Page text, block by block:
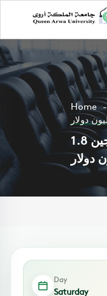
Home
تنظيف المنزل يجلب لزوجين 1.8
دولار
Day
Saturday